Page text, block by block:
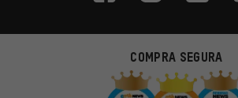
COMPRA SEGURA